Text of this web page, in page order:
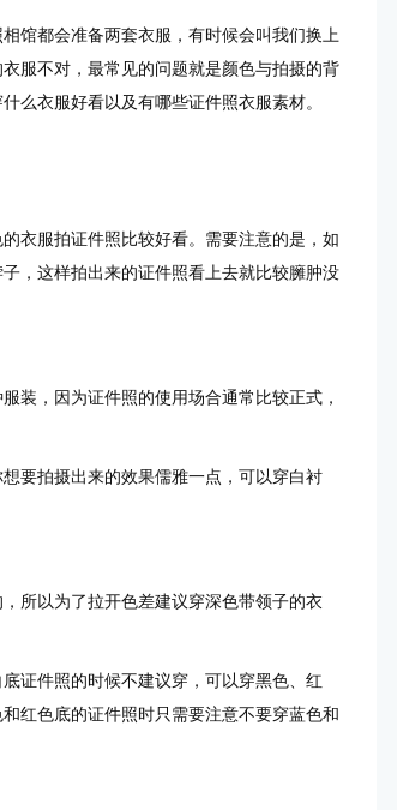
馆都会准备两套衣服，有时候会叫我们换上
服不对，最常见的问题就是颜色与拍摄的背
么衣服好看以及有哪些证件照衣服素材。
衣服拍证件照比较好看。需要注意的是，如
，这样拍出来的证件照看上去就比较臃肿没
装，因为证件照的使用场合通常比较正式，
要拍摄出来的效果儒雅一点，可以穿白衬
所以为了拉开色差建议穿深色带领子的衣
证件照的时候不建议穿，可以穿黑色、红
红色底的证件照时只需要注意不要穿蓝色和